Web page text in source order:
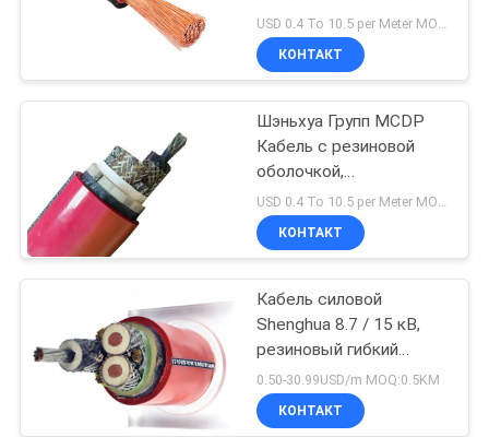
ОТПРАВИТЬ
NEWS
КАРТА
ПОЛИТИКА
КОНФИДЕНЦИАЛЬНОСТИ
Низкое
дымовыделение
отсутствие
галогенов кабель
140
Огнестойкий
кабель
108
Insulation Cable,
резиновый
электрический кабель с
USD 0.4 To 10.5 per Meter MOQ:500 метров
КОНТАКТ
Шэньхуа Групп MCDP
Кабель с резиновой
оболочкой,
низкодымный нулевой
галогенный кабель 0,38
/ 0,66 КВ
КОНТАКТ
Кабель силовой
Shenghua 8.7 / 15 кВ,
резиновый гибкий
кабель MYPTJ,
экологичный, для
тяжелого оборудования
0.50-30.99USD/m MOQ:0.5KM
КОНТАКТ